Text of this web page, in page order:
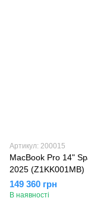
Артикул: 200015
MacBook Pro 14"
2025 (Z1KK001MB)
149 360 грн
В наявності